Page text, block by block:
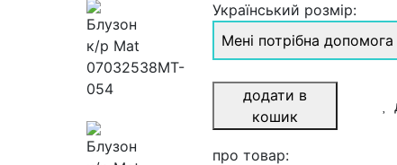
Український розмір:
Мені потрібна
додати в
кошик
про товар: